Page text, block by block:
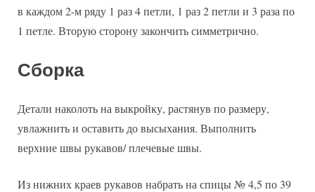
в каждом 2-м ряду 1 раз 4 петли, 1 раз 2 петли и 3 раза по
1 петле. Вторую сторону закончить симметрично.
Сборка
Детали наколоть на выкройку, растянув по размеру,
увлажнить и оставить до высыхания. Выполнить
верхние швы рукавов/ плечевые швы.
Из нижних краев рукавов набрать на спицы № 4,5 по 39